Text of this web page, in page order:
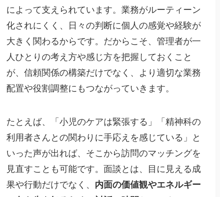
によって支えられています。業務がルーティーン
化されにくく、日々の判断に個人の感覚や経験が
大きく関わるからです。だからこそ、管理者が一
人ひとりの考え方や感じ方を把握しておくこと
が、信頼関係の構築だけでなく、より適切な業務
配置や役割調整にもつながっていきます。
たとえば、「小児のケアは緊張する」「精神科の
利用者さんとの関わりに手応えを感じている」と
いった声が出れば、そこから訪問のマッチングを
見直すことも可能です。面談とは、目に見える成
果や行動だけでなく、 内面の価値観やエネルギー